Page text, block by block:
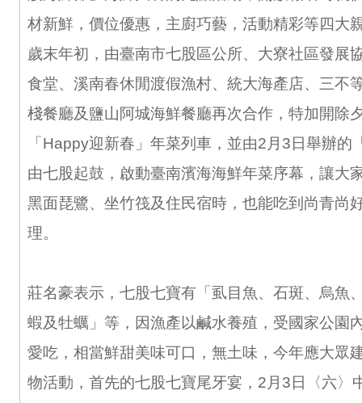
材新鮮，價位優惠，主廚巧藝，活動精彩等四大
歲末年初，由臺南市七股區公所、大寮社區發展
食堂、溪南春休閒渡假漁村、統大海產店、三不
棧餐廳及鹽山阿城海鮮餐廳再次合作，特加開除
「Happy迎新春」年菜列車，並由2月3日舉辦的
由七股起鼓，啟動臺南濱海海鮮年菜序幕，讓大
黑面琵鷺、坐竹筏及住民宿時，也能吃到尚青尚
理。
莊名豪表示，七股七寶有「虱目魚、石斑、烏魚
蝦及牡蠣」等，因漁產以鹹水養殖，受國家公園
愛吃，相當鮮甜美味可口，無土味，今年應大眾
物活動，首先的七股七寶尾牙宴，2月3日〈六〉